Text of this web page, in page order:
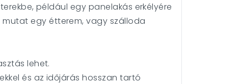
például egy panelakás erkélyére
mutat egy étterem, vagy szálloda
lehet.
és az időjárás hosszan tartó